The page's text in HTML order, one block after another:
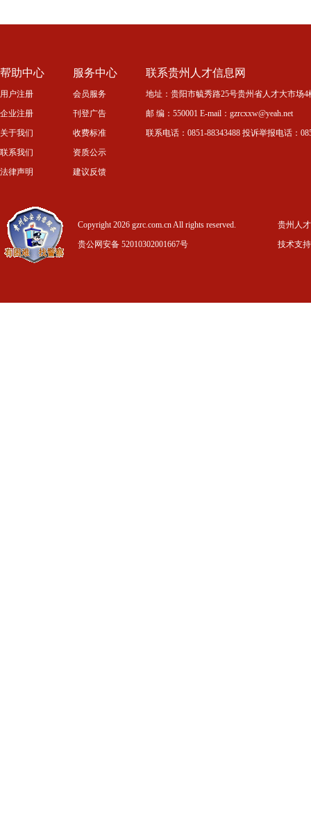
帮助中心
用户注册
企业注册
关于我们
联系我们
法律声明
服务中心
会员服务
刊登广告
收费标准
资质公示
建议反馈
联系贵州人才信息网
地址：贵阳市毓秀路25号贵州省人才大市场
邮 编：550001 E-mail：gzrcxxw@yeah.net
联系电话：0851-88343488 投诉举报电话：
Copyright 2026 gzrc.com.cn All rights reserved.
贵公网安备 52010302001667号
贵州人
技术支